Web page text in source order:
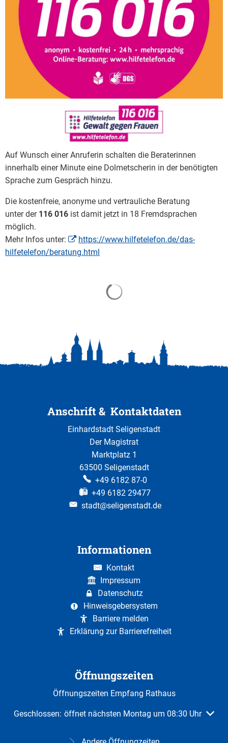
Auf Wunsch einer Anruferin schalten die Beraterinnen
innerhalb einer Minute eine Dolmetscherin in der benötigten
Sprache zum Gespräch hinzu.
Die kostenfreie, anonyme und vertrauliche Beratung
unter der 116 016 ist damit jetzt in 18 Fremdsprachen
möglich.
Mehr Infos unter:
https://www.hilfetelefon.de/das-
hilfetelefon/beratung.html
Anschrift & Kontaktdaten
Einhardstadt Seligenstadt
Der Magistrat
Marktplatz 1
63500 Seligenstadt
+49 6182 87-0
+49 6182 29477
stadt@seligenstadt.de
Informationen
Kontakt
Impressum
Datenschutz
Hinweisgebersystem
Barriere melden
Erklärung zur Barrierefreiheit
Öffnungszeiten
Öffnungszeiten Empfang Rathaus
Klicken, um weitere Öffnungs- oder Schließzeiten
Geschlossen: öffnet nächsten Montag um 08:30 Uhr